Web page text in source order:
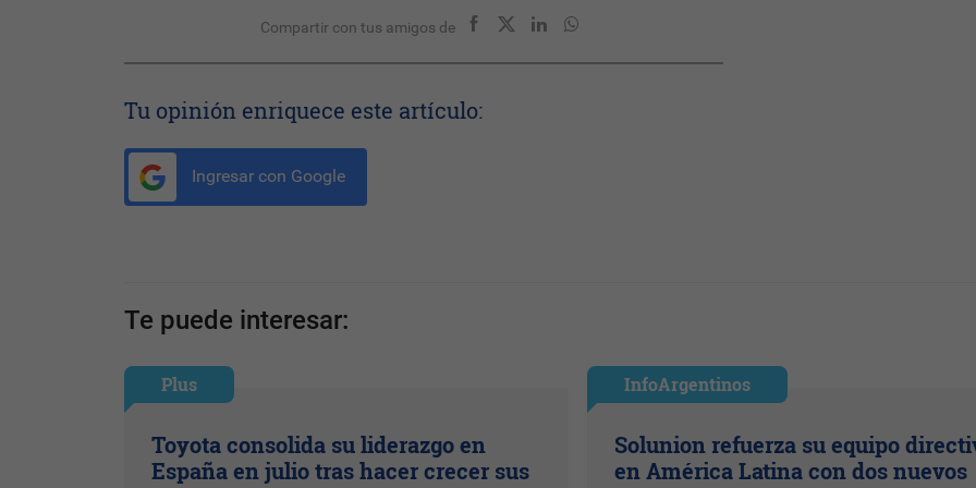
Compartir con tus amigos de
Tu opinión enriquece este artículo:
Ingresar con Google
Te puede interesar:
Plus
Toyota consolida su liderazgo en
España en julio tras hacer crecer sus
InfoArgentinos
Solunion refuerza su equipo
en América Latina con dos nuevos